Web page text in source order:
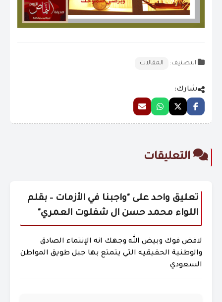
التصنيف: المقالات
شارك:
التعليقات
تعليق واحد على "واجبنا في الأزمات – بقلم
اللواء محمد حسن ال شفلوت العمري"
لافض فوك وبيض الله وجهك انه الإنتماء الصادق
والوطنية الحقيقيه التي يتمتع بها جبل طويق المواطن
السعودي